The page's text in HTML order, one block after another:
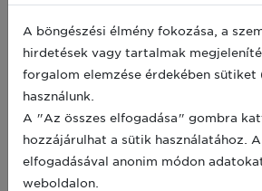
megtett összes lépésén át az egész
betegbiztonság megerősítése a GS1
fókuszpontjában áll az
tekintetében, emellett a GS1
az új EU UDI Rendszer
Bizottságát, valamint a gyártókat és
szervezeteket világszerte.”
–
a GS1 ügyvezetője.
A böngészési élmény fokozása, a
hirdetések vagy tartalmak
forgalom elemzése érdekében sütiket
használunk.
A "Az összes elfogadása" gombra
hozzájárulhat a sütik használatához.
elfogadásával anonim módon
weboldalon.